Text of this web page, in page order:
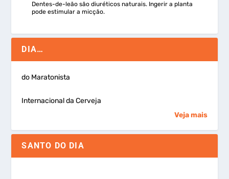
Dentes-de-leão são diuréticos naturais. Ingerir a planta
pode estimular a micção.
DIA…
do Maratonista
Internacional da Cerveja
Veja mais
SANTO DO DIA